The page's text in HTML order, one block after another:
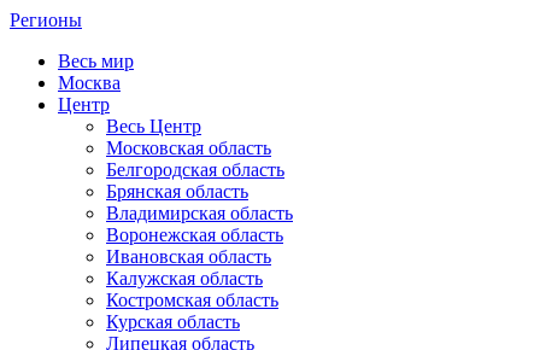
Регионы
Весь мир
Москва
Центр
Весь Центр
Московская область
Белгородская область
Брянская область
Владимирская область
Воронежская область
Ивановская область
Калужская область
Костромская область
Курская область
Липецкая область